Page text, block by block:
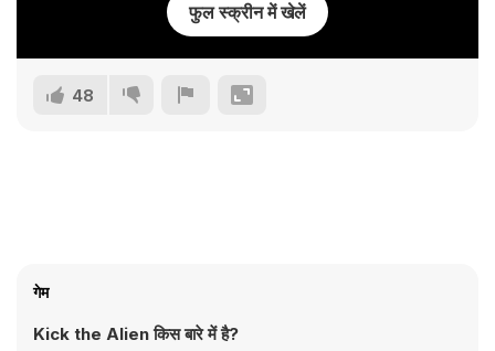
फुल स्क्रीन में खेलें
48
गेम
Kick the Alien किस बारे में है?